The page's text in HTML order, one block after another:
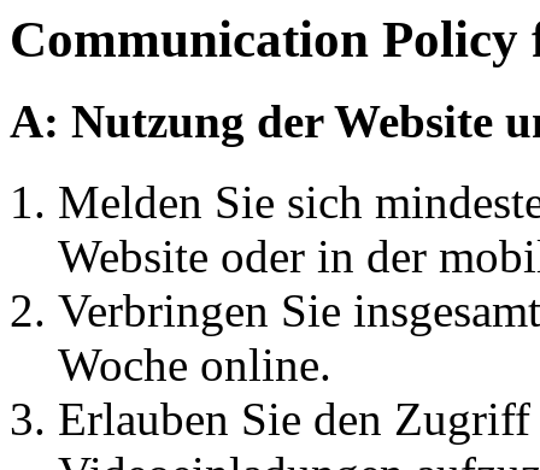
Communication Policy
A: Nutzung der Website
Melden Sie sich
Website oder in der
Verbringen Sie
Woche online.
Erlauben Sie den